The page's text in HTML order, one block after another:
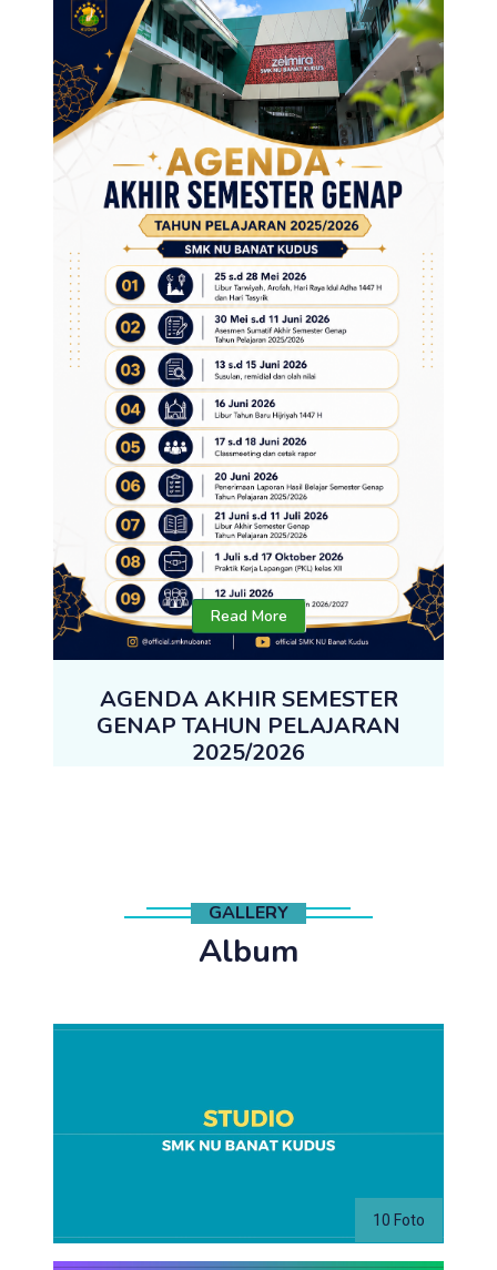
Read More
AGENDA AKHIR SEMESTER
GENAP TAHUN PELAJARAN
2025/2026
GALLERY
Album
10 Foto